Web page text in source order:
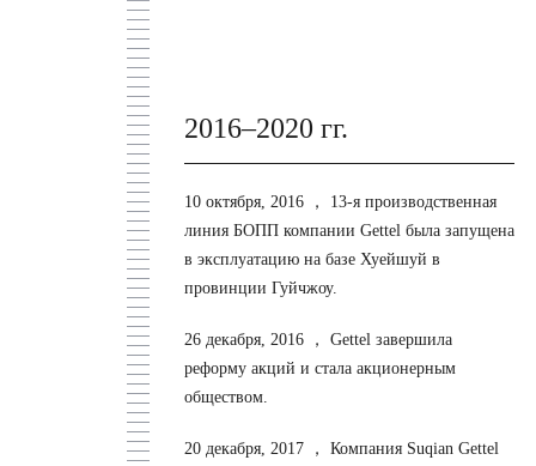
2016–2020 гг.
10 октября, 2016 ，
13-я производственная
линия БОПП компании Gettel была запущена
в эксплуатацию на базе Хуейшуй в
провинции Гуйчжоу.
26 декабря, 2016 ，
Gettel завершила
реформу акций и стала акционерным
обществом.
20 декабря, 2017 ，
Компания Suqian Gettel